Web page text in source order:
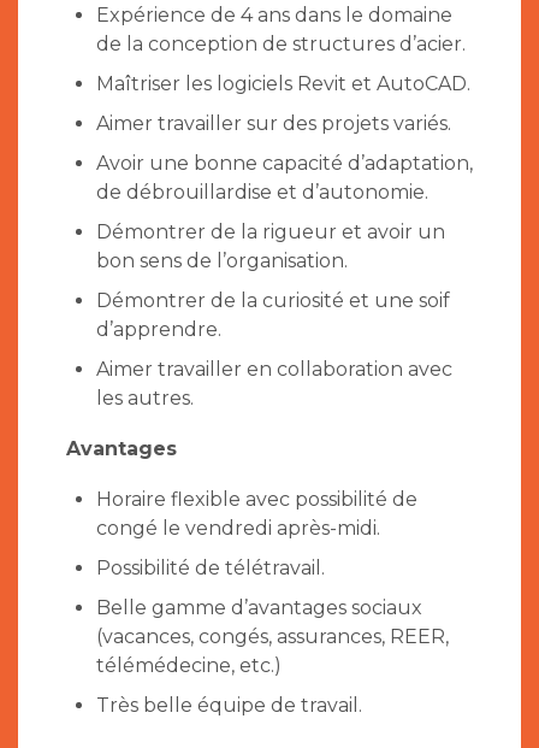
Expérience de 4 ans dans le domaine
de la conception de structures d’acier.
Maîtriser les logiciels Revit et AutoCAD.
Aimer travailler sur des projets variés.
Avoir une bonne capacité d’adaptation,
de débrouillardise et d’autonomie.
Démontrer de la rigueur et avoir un
bon sens de l’organisation.
Démontrer de la curiosité et une soif
d’apprendre.
Aimer travailler en collaboration avec
les autres.
Avantages
Horaire flexible avec possibilité de
congé le vendredi après-midi.
Possibilité de télétravail.
Belle gamme d’avantages sociaux
(vacances, congés, assurances, REER,
télémédecine, etc.)
Très belle équipe de travail.